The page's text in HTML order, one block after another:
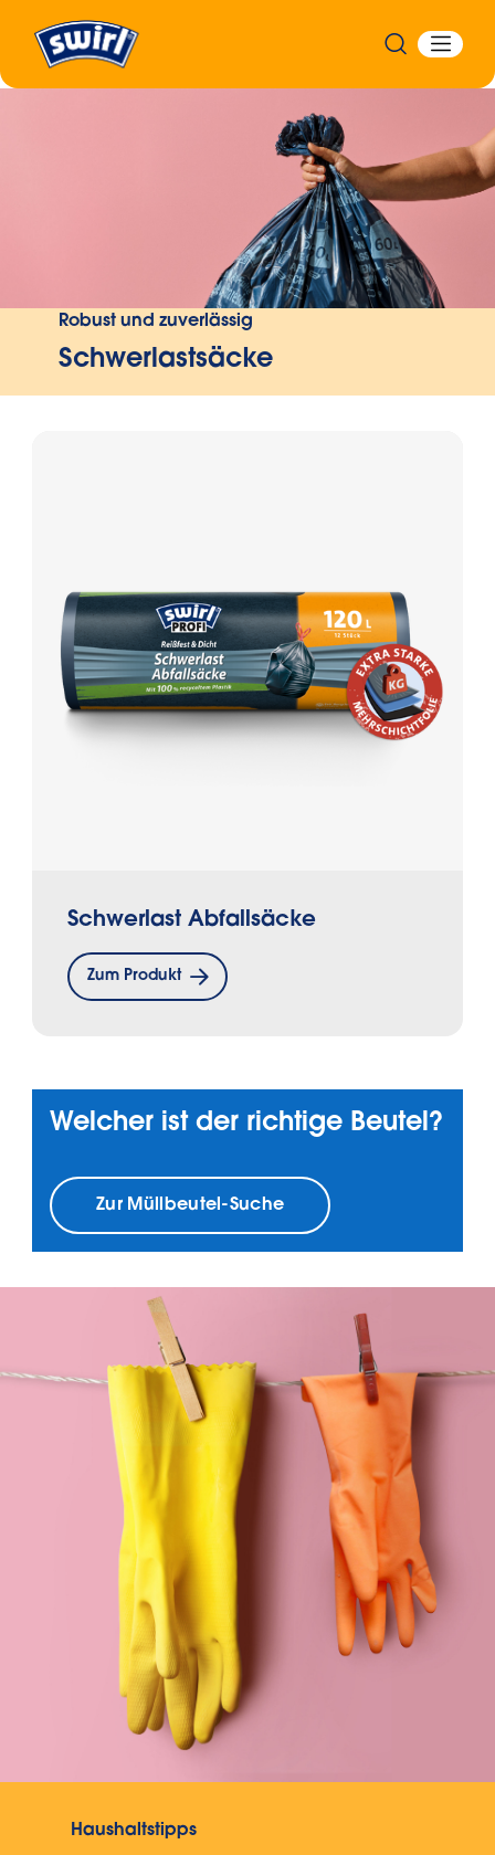
Zurück
Robust und zuverlässig
Schwerlastsäcke
Schwerlast Abfallsäcke
Zum Produkt
Welcher ist der richtige Beutel?
Zur Müllbeutel-Suche
Haushaltstipps